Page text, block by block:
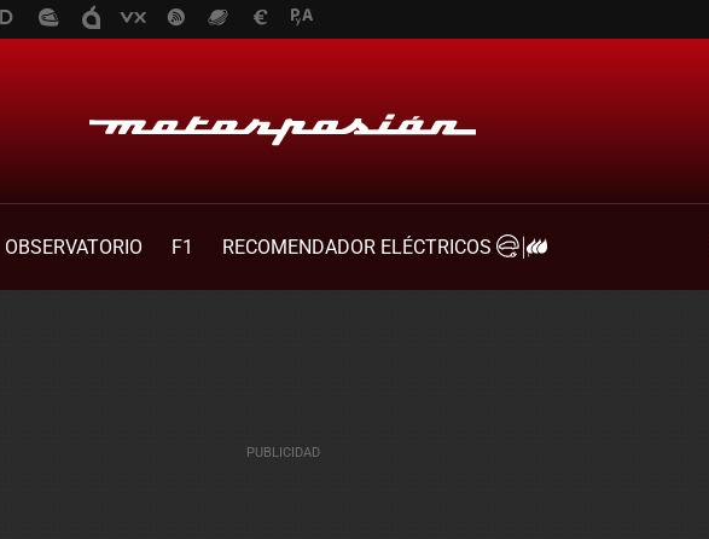
OBSERVATORIO F1
RECOMENDADOR ELÉCTRICOS